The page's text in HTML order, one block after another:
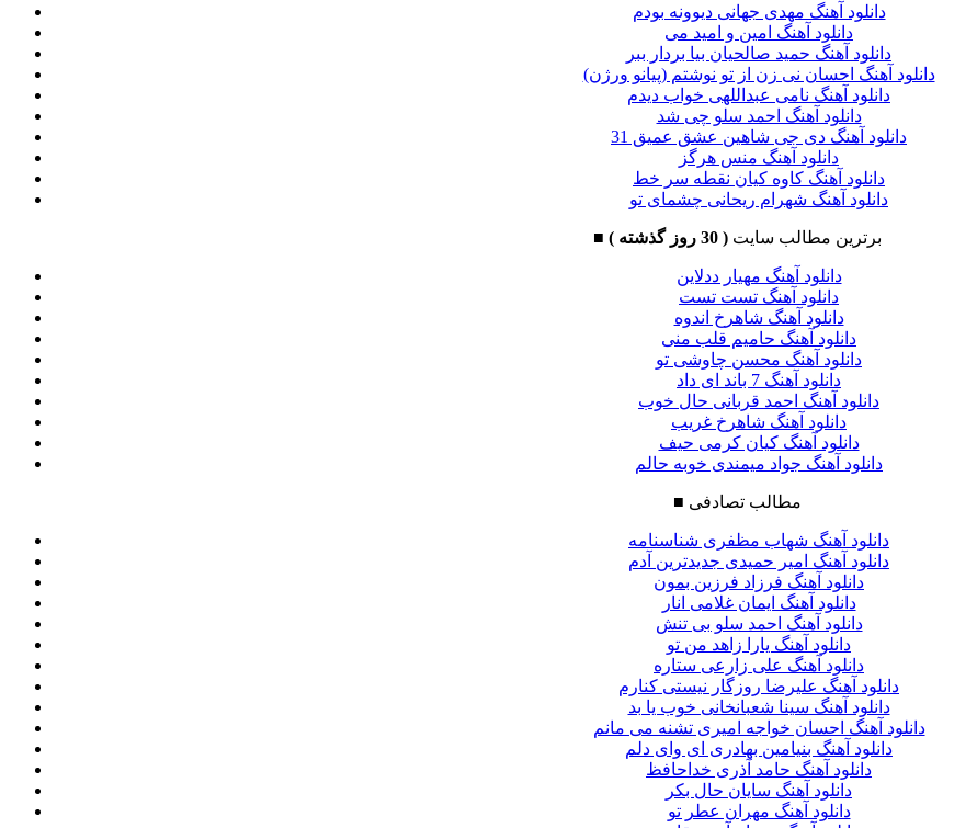
دانلود آهنگ مهدی جهانی دیوونه بودم
دانلود آهنگ امین و امید می
دانلود آهنگ حمید صالحیان بیا بردار ببر
دانلود آهنگ احسان نی زن از تو نوشتم (پیانو ورژن)
دانلود آهنگ نامی عبداللهی خواب دیدم
دانلود آهنگ احمد سلو چی شد
دانلود آهنگ دی جی شاهین عشق عمیق 31
دانلود آهنگ منس هرگز
دانلود آهنگ کاوه کیان نقطه سر خط
دانلود آهنگ شهرام ریحانی چشمای تو
■ برترین مطالب سایت( 30 روز گذشته )
دانلود آهنگ مهیار ددلاین
دانلود آهنگ تست تست
دانلود آهنگ شاهرخ اندوه
دانلود آهنگ حامیم قلب منی
دانلود آهنگ محسن چاوشی تو
دانلود آهنگ 7 باند ای داد
دانلود آهنگ احمد قربانی حال خوب
دانلود آهنگ شاهرخ غریب
دانلود آهنگ کیان کرمی حیف
دانلود آهنگ جواد میمندی خوبه حالم
■ مطالب تصادفی
دانلود آهنگ شهاب مظفری شناسنامه
دانلود آهنگ امیر حمیدی جدیدترین آدم
دانلود آهنگ فرزاد فرزین بمون
دانلود آهنگ ایمان غلامی انار
دانلود آهنگ احمد سلو بی تنش
دانلود آهنگ یارا زاهد من تو
دانلود آهنگ علی زارعی ستاره
دانلود آهنگ علیرضا روزگار نیستی کنارم
دانلود آهنگ سینا شعبانخانی خوب یا بد
دانلود آهنگ احسان خواجه امیری تشنه می مانم
دانلود آهنگ بنیامین بهادری ای وای دلم
دانلود آهنگ حامد آذری خداحافظ
دانلود آهنگ سایان حال بکر
دانلود آهنگ مهران عطر تو